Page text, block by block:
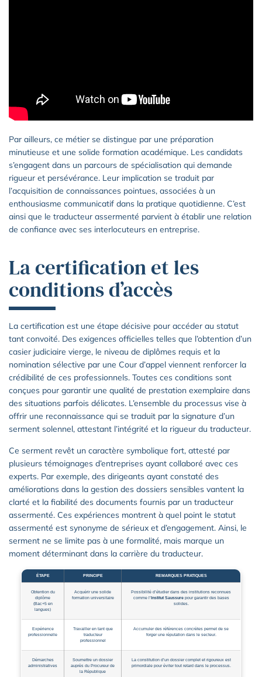
Par ailleurs, ce métier se distingue par une préparation
minutieuse et une solide formation académique. Les candidats
s’engagent dans un parcours de spécialisation qui demande
rigueur et persévérance. Leur implication se traduit par
l’acquisition de connaissances pointues, associées à un
enthousiasme communicatif dans la pratique quotidienne. C’est
ainsi que le traducteur assermenté parvient à établir une relation
de confiance avec ses interlocuteurs en entreprise.
La certification et les
conditions d’accès
La certification est une étape décisive pour accéder au statut
tant convoité. Des exigences officielles telles que l’obtention d’un
casier judiciaire vierge, le niveau de diplômes requis et la
nomination sélective par une Cour d’appel viennent renforcer la
crédibilité de ces professionnels. Toutes ces conditions sont
conçues pour garantir une qualité de prestation exemplaire dans
des situations parfois délicates. L’ensemble du processus vise à
offrir une reconnaissance qui se traduit par la signature d’un
serment solennel, attestant l’intégrité et la rigueur du traducteur.
Ce serment revêt un caractère symbolique fort, attesté par
plusieurs témoignages d’entreprises ayant collaboré avec ces
experts. Par exemple, des dirigeants ayant constaté des
améliorations dans la gestion des dossiers sensibles vantent la
clarté et la fiabilité des documents fournis par un traducteur
assermenté. Ces expériences montrent à quel point le statut
assermenté est synonyme de sérieux et d’engagement. Ainsi, le
serment ne se limite pas à une formalité, mais marque un
moment déterminant dans la carrière du traducteur.
ÉTAPE PRINCIPE REMARQUES PRATIQUES
Obtention du
diplôme
(Bac+5 en
langues)
Acquérir une solide
formation universitaire
Possibilité d’étudier dans des institutions reconnues
comme l’Institut Saussurepour garantir des bases
solides.
Expérience
professionnelle
Travailler en tant que
traducteur
professionnel
Accumuler des références concrètes permet de se
forger une réputation dans le secteur.
Démarches
administratives
Soumettre un dossier
auprès du Procureur de
la République
La constitution d’un dossier complet et rigoureux est
primordiale pour éviter tout retard dans le processus.